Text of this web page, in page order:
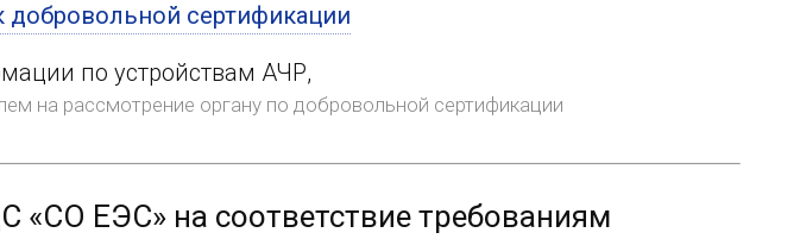
сертификации
по устройствам АЧР,
на рассмотрение органу по добровольной сертификации
ЕЭС» на соответствие требованиям